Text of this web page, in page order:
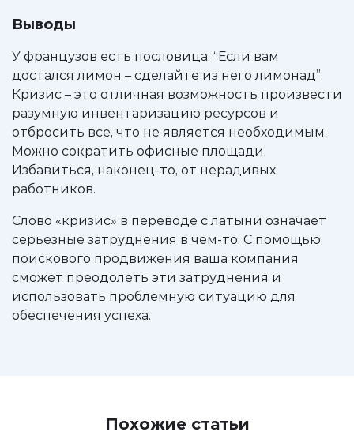
Выводы
У французов есть пословица: “Если вам
достался лимон – сделайте из него лимонад”.
Кризис – это отличная возможность произвести
разумную инвентаризацию ресурсов и
отбросить все, что не является необходимым.
Можно сократить офисные площади.
Избавиться, наконец-то, от нерадивых
работников.
Слово «кризис» в переводе с латыни означает
серьезные затруднения в чем-то. С помощью
поискового продвижения ваша компания
сможет преодолеть эти затруднения и
использовать проблемную ситуацию для
обеспечения успеха.
Похожие статьи